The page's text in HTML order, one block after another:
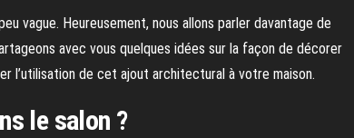
vague. Heureusement, nous allons parler davantage de
avec vous quelques idées sur la façon de décorer
l’utilisation de cet ajout architectural à votre maison.
le salon ?